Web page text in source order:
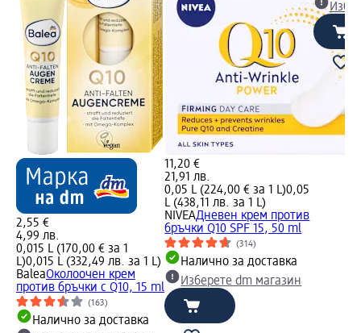
2,55 €
4,99 лв.
0,015 L (170,00 € за 1
L)0,015 L (332,49 лв. за 1 L)
BaleaОколоочен крем
против бръчки с Q10, 15 ml
(163)
Налично за доставка
11,20 €
21,91 лв.
0,05 L (224,00 € за 1 L)0,05
L (438,11 лв. за 1 L)
NIVEAДневен крем против
бръчки Q10 SPF 15, 50 ml
(314)
Налично за доставка
Изберете dm магазин